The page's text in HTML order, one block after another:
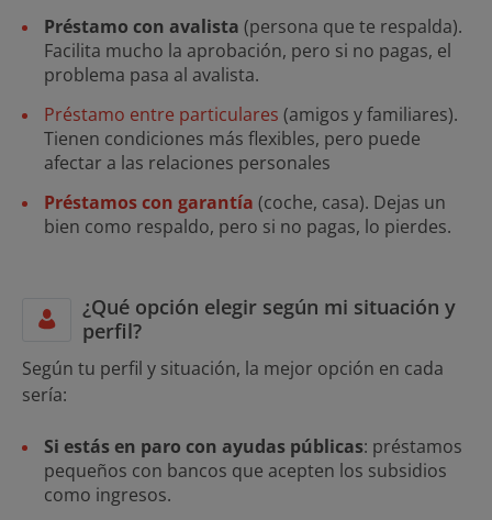
Préstamo con avalista (persona que te respalda).
Facilita mucho la aprobación, pero si no pagas, el
problema pasa al avalista.
Préstamo entre particulares (amigos y familiares).
Tienen condiciones más flexibles, pero puede
afectar a las relaciones personales
Préstamos con garantía (coche, casa). Dejas un
bien como respaldo, pero si no pagas, lo pierdes.
¿Qué opción elegir según mi situación y
perfil?
Según tu perfil y situación, la mejor opción en cada
sería:
Si estás en paro con ayudas públicas: préstamos
pequeños con bancos que acepten los subsidios
como ingresos.